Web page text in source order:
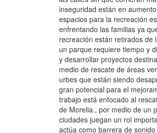
inseguridad están en
espacios para la recreación
enfrentando las familias ya
recreación están retirados de
un parque requiere tiempo y
y desarrollar proyectos
medio de rescate de áreas
urbes que están siendo
gran potencial para el
trabajo está enfocado al
de Morelia., por medio de un
ciudades juegan un rol
actúa como barrera de